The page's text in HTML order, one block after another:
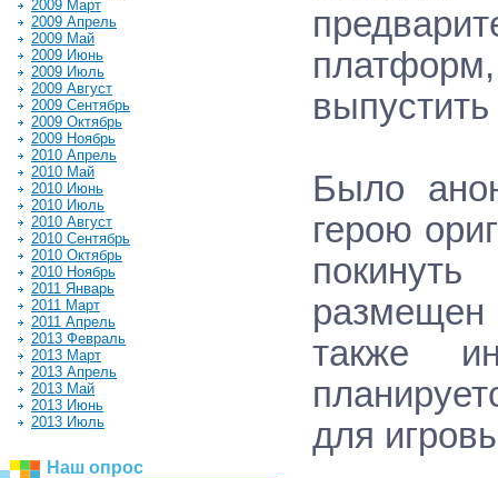
2009 Март
2009 Апрель
2009 Май
2009 Июнь
2009 Июль
2009 Август
2009 Сентябрь
2009 Октябрь
2009 Ноябрь
2010 Апрель
2010 Май
2010 Июнь
2010 Июль
2010 Август
2010 Сентябрь
2010 Октябрь
2010 Ноябрь
2011 Январь
2011 Март
2011 Апрель
2013 Февраль
2013 Март
2013 Апрель
2013 Май
2013 Июнь
2013 Июль
Наш опрос
выпустить
Было
герою
также
для